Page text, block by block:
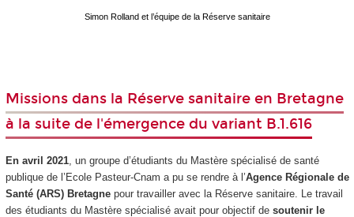
Simon Rolland et l’équipe de la Réserve sanitaire
Missions dans la Réserve sanitaire en Bretagne
à la suite de l'émergence du variant B.1.616
En avril 2021, un groupe d’étudiants du Mastère spécialisé de santé
publique de l’Ecole Pasteur-Cnam a pu se rendre à l’Agence Régionale de
Santé (ARS) Bretagne pour travailler avec la Réserve sanitaire. Le travail
des étudiants du Mastère spécialisé avait pour objectif de soutenir le